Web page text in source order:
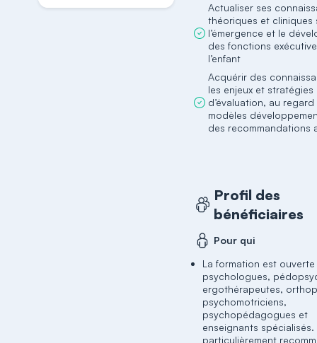
Actualiser ses
théoriques et cliniques
l’émergence et le
des fonctions
l’enfant
Acquérir des
les enjeux et stratégies
d’évaluation, au
modèles
des recommandations
Profil des
bénéficiaires
Pour qui
La formation est ouverte
psychologues,
ergothérapeutes,
psychomotriciens,
psychopédagogues et
enseignants spécialisés.
particulièrement